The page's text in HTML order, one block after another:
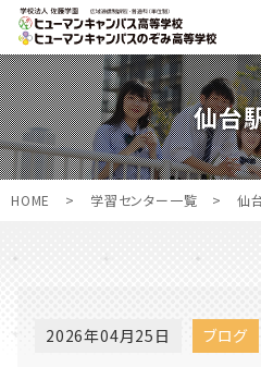
仙台
HOME > 学習センター一覧 > 仙
2026年04月25日 ブログ